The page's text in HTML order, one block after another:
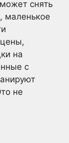
снять
маленькое
на
с
не